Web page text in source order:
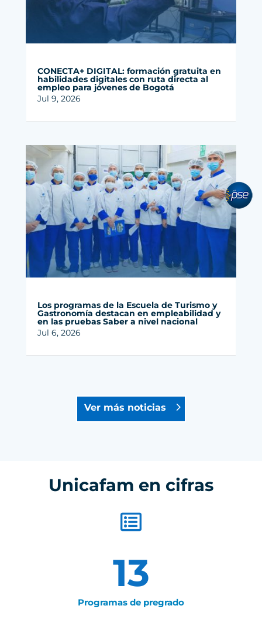
pse
CONECTA+ DIGITAL: formación gratuita en
habilidades digitales con ruta directa al
empleo para jóvenes de Bogotá
Jul 9, 2026
Los programas de la Escuela de Turismo y
Gastronomía destacan en empleabilidad y
en las pruebas Saber a nivel nacional
Jul 6, 2026
Ver más noticias
Unicafam en cifras

13
Programas de pregrado